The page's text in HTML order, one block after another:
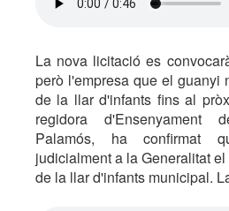
La nova licitació es
però l'empresa que el guanyi
de la llar d'infants fins al
regidora d'Ensenyament
Palamós, ha confirmat
judicialment a la Generalitat
de la llar d'infants municipal.